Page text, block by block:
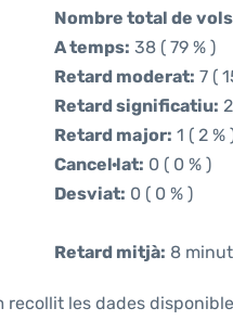
Nombre total de
A temps: 38 ( 79 % )
Retard moderat: 7 (
Retard significatiu:
Retard major: 1 ( 2 %
Cancel·lat: 0 ( 0 % )
Desviat: 0 ( 0 % )
Retard mitjà: 8
recollit les dades